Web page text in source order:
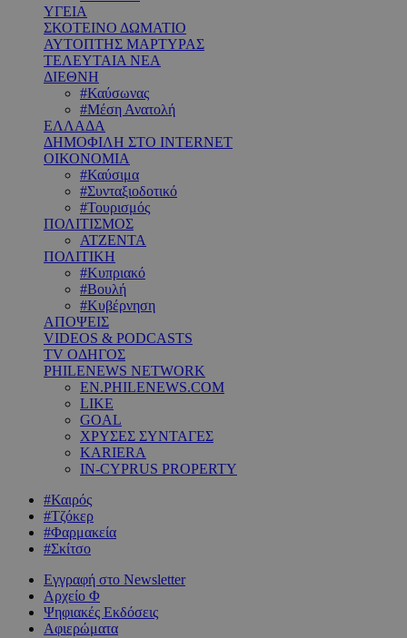
ΥΓΕΙΑ
ΣΚΟΤΕΙΝΟ ΔΩΜΑΤΙΟ
ΑΥΤΟΠΤΗΣ ΜΑΡΤΥΡΑΣ
ΤΕΛΕΥΤΑΙΑ ΝΕΑ
ΔΙΕΘΝΗ
#Καύσωνας
#Μέση Ανατολή
ΕΛΛΑΔΑ
ΔΗΜΟΦΙΛΗ ΣΤΟ INTERNET
ΟΙΚΟΝΟΜΙΑ
#Καύσιμα
#Συνταξιοδοτικό
#Τουρισμός
ΠΟΛΙΤΙΣΜΟΣ
ΑΤΖΕΝΤΑ
ΠΟΛΙΤΙΚΗ
#Κυπριακό
#Βουλή
#Κυβέρνηση
ΑΠΟΨΕΙΣ
VIDEOS & PODCASTS
TV ΟΔΗΓΟΣ
PHILENEWS NETWORK
EN.PHILENEWS.COM
LIKE
GOAL
ΧΡΥΣΕΣ ΣΥΝΤΑΓΕΣ
KARIERA
IN-CYPRUS PROPERTY
#Καιρός
#Τζόκερ
#Φαρμακεία
#Σκίτσο
Εγγραφή στο Newsletter
Αρχείο Φ
Ψηφιακές Εκδόσεις
Αφιερώματα